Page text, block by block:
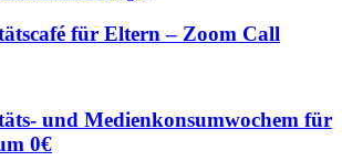
für Eltern – Zoom Call
und Medienkonsumwochem für
0€